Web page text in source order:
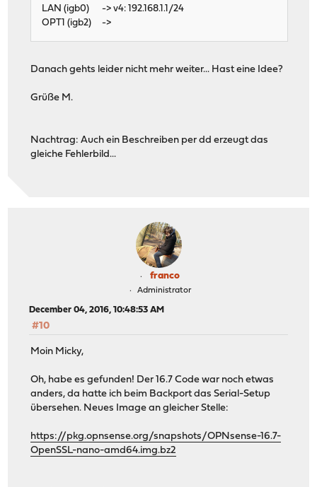
LAN (igb0) -> v4: 192.168.1.1/24
OPT1 (igb2) ->
Danach gehts leider nicht mehr weiter... Hast eine Idee?
Grüße M.
Nachtrag: Auch ein Beschreiben per dd erzeugt das
gleiche Fehlerbild...
franco
Administrator
December 04, 2016, 10:48:53 AM
#10
Moin Micky,
Oh, habe es gefunden! Der 16.7 Code war noch etwas
anders, da hatte ich beim Backport das Serial-Setup
übersehen. Neues Image an gleicher Stelle:
https://pkg.opnsense.org/snapshots/OPNsense-16.7-
OpenSSL-nano-amd64.img.bz2